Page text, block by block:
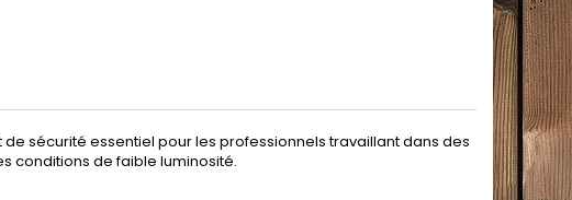
de sécurité essentiel pour les professionnels travaillant dans des
conditions de faible luminosité.